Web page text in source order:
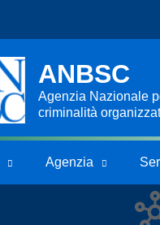
ANBSC
Agenzia Nazionale
criminalità
Agenzia